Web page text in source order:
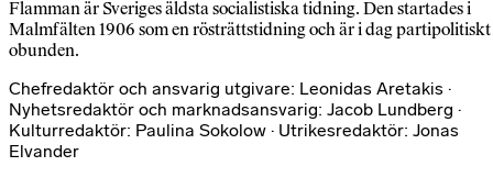
Flamman är Sveriges äldsta socialistiska tidning. Den startades i
Malmfälten 1906 som en rösträttstidning och är i dag partipolitiskt
obunden.
Chefredaktör och ansvarig utgivare: Leonidas Aretakis ·
Nyhetsredaktör och marknadsansvarig: Jacob Lundberg ·
Kulturredaktör: Paulina Sokolow · Utrikesredaktör: Jonas
Elvander